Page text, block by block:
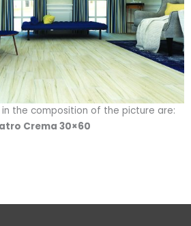
the composition of the picture are:
Crema 30×60